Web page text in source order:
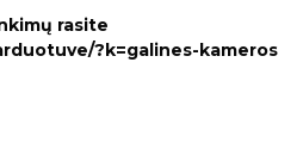
rasite
?k=galines-kameros